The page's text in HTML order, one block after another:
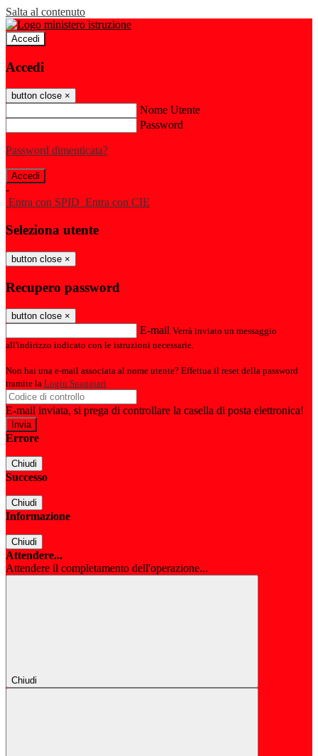
Salta al contenuto
Accedi
Accedi
button close ×
Nome Utente
Password
Password dimenticata?
-
Entra con SPID Entra con CIE
Seleziona utente
button close ×
Recupero password
button close ×
E-mail Verrà inviato un messaggio
all'indirizzo indicato con le istruzioni necessarie.
Non hai una e-mail associata al nome utente? Effettua il reset della password
tramite la Login Spaggiari
E-mail inviata, si prega di controllare la casella di posta elettronica!
Errore
Chiudi
Successo
Chiudi
Informazione
Chiudi
Attendere...
Attendere il completamento dell'operazione...
Chiudi